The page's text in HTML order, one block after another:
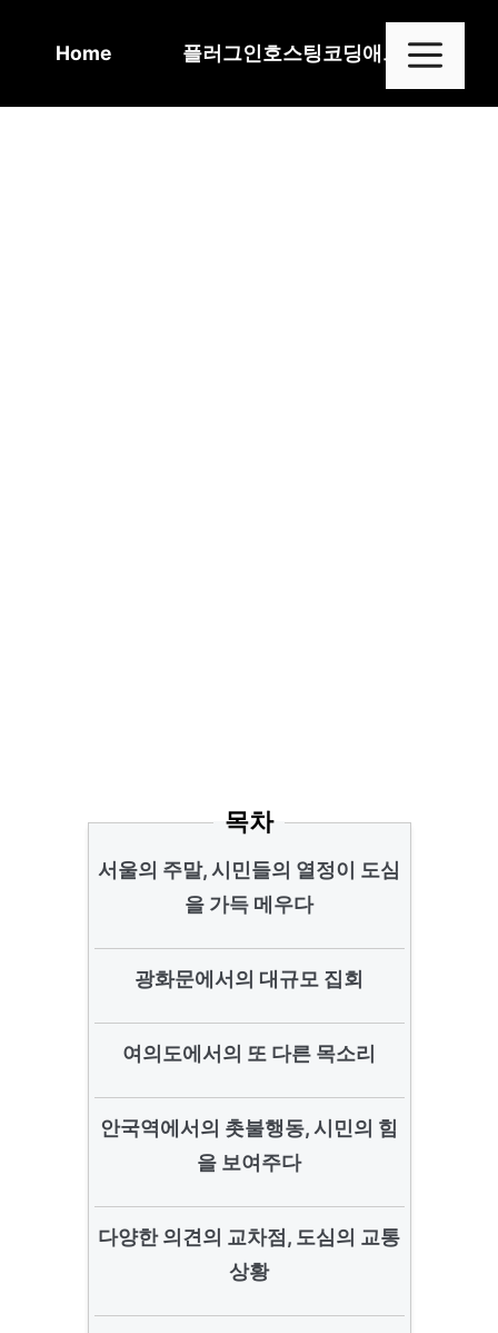
Home 플러그인호스팅코딩애드센스
목차
서울의 주말, 시민들의 열정이 도심
을 가득 메우다
광화문에서의 대규모 집회
여의도에서의 또 다른 목소리
안국역에서의 촛불행동, 시민의 힘
을 보여주다
다양한 의견의 교차점, 도심의 교통
상황